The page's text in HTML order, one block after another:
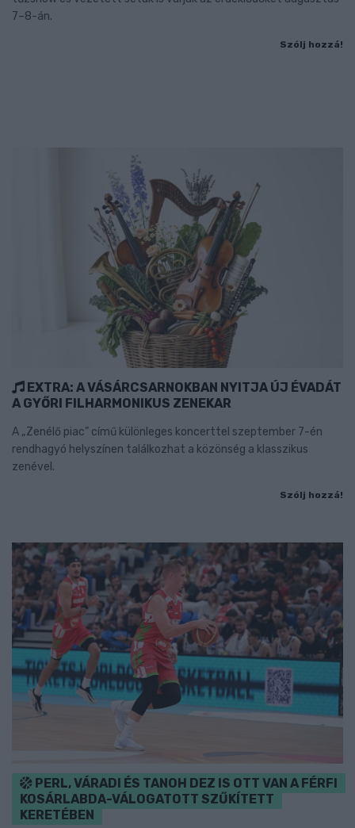
7–8-án.
Szólj hozzá!
EXTRA: A VÁSÁRCSARNOKBAN NYITJA ÚJ ÉVADÁT
A GYŐRI FILHARMONIKUS ZENEKAR
A „Zenélő piac” című különleges koncerttel szeptember 7-én
rendhagyó helyszínen találkozhat a közönség a klasszikus
zenével.
Szólj hozzá!
PERL, VÁRADI ÉS TANOH DEZ IS OTT VAN A FÉRFI
KOSÁRLABDA-VÁLOGATOTT SZŰKÍTETT
KERETÉBEN